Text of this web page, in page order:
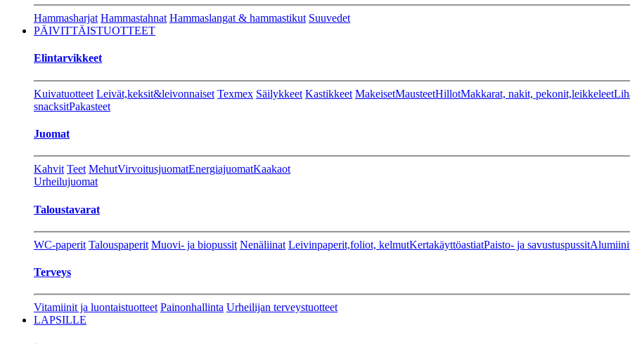
Hammasharjat Hammastahnat Hammaslangat & hammastikut Suuvedet
PÄIVITTÄISTUOTTEET
Elintarvikkeet
Kuivatuotteet Leivät,keksit&leivonnaiset Texmex Säilykkeet Kastikkeet MakeisetMausteetHillotMakkarat, nakit, pekonit,leikkeleet
snacksitPakasteet
Juomat
Kahvit Teet MehutVirvoitusjuomatEnergiajuomatKaakaot
Urheilujuomat
Taloustavarat
WC-paperit Talouspaperit Muovi- ja biopussit Nenäliinat Leivinpaperit,foliot, kelmutKertakäyttöastiatPaisto- ja savustuspussit
Terveys
Vitamiinit ja luontaistuotteet Painonhallinta Urheilijan terveystuotteet
LAPSILLE